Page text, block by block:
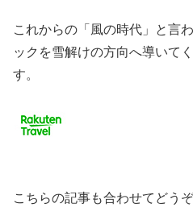
これからの「風の時代」と言
ックを雪解けの方向へ導いて
す。
こちらの記事も合わせてどう